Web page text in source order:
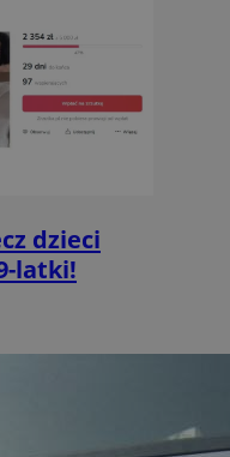
dzieci
latki!